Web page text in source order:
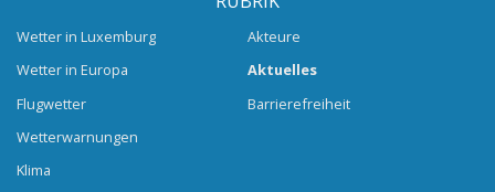
Wetter in Luxemburg
Wetter in Europa
Flugwetter
Wetterwarnungen
Klima
Akteure
Aktuelles
Barrierefreiheit